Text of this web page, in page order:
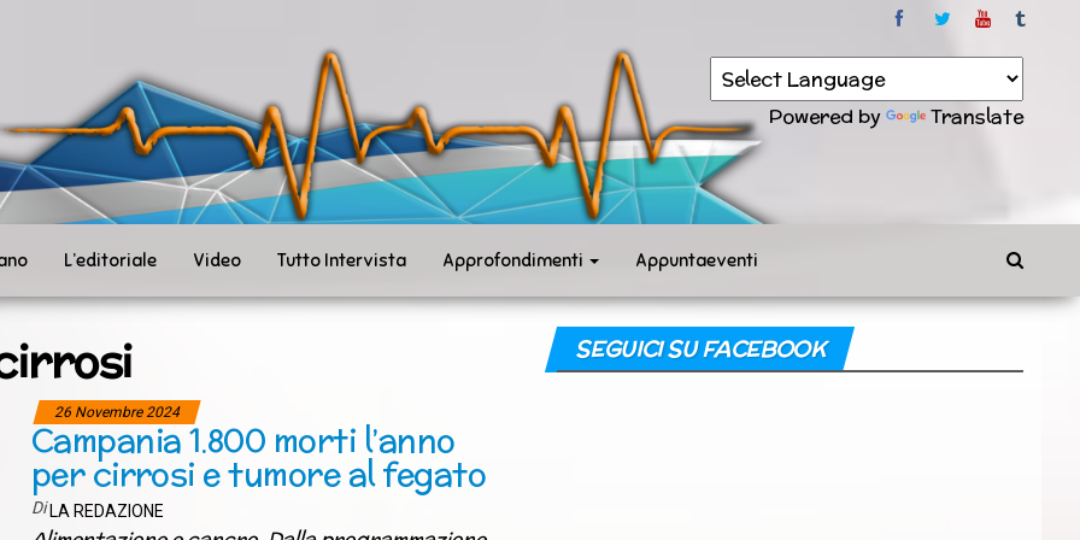
Powered by Translate
L’editoriale Video Tutto Intervista Approfondimenti Appuntaeventi
26 Novembre 2024
Campania 1.800 morti l’anno
per cirrosi e tumore al fegato
Di LA REDAZIONE
SEGUICI SU FACEBOOK